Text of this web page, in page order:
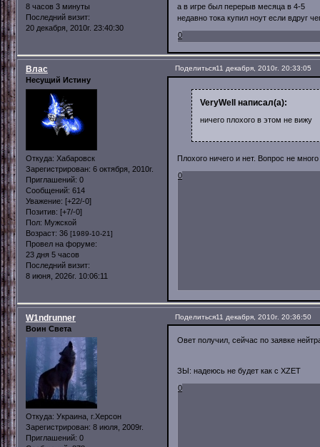
8 часов 3 минуты
Последний визит:
20 декабря, 2010г. 23:40:30
а в игре был перерыв месяца в 4-5
недавно тока купил ноут если вдруг
0
Поделиться11 декабря, 2010г. 20:33:05
Влас
Несущий Истину
Откуда: Хабаровск
Зарегистрирован: 6 октября, 2010г.
Приглашений: 0
Сообщений: 614
Уважение: [+22/-0]
Позитив: [+7/-0]
Пол: Мужской
Возраст: 36 [1989-10-21]
Провел на форуме:
23 дня 5 часов
Последний визит:
8 июня, 2026г. 10:06:11
VeryWell написал(а):
ничего плохого в этом не вижу
Плохого ничего и нет. Вопрос не
0
Поделиться11 декабря, 2010г. 20:36:50
W1ndrunner
Воин Света
Откуда: Украина, г.Херсон
Зарегистрирован: 8 июля, 2009г.
Приглашений: 0
Овет получил, сейчас по заявке
ЗЫ: надеюсь не будет как с XZET
0